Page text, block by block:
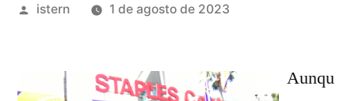
Publicado
istern 1 de agosto de 2023
Aunqu